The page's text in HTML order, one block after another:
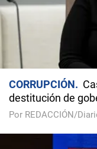
CORRUPCIÓN
destitución de
Por REDACCIÓN/